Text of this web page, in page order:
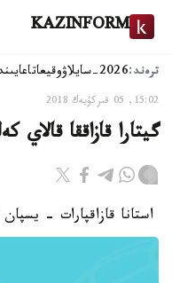
KAZINFORM
ترەند:2026-سايلاۋ وقيعا
15:02, 05 قىركۇيەك 2018
گيتارا قازاققا قالاي
استانا قازاقپارات -